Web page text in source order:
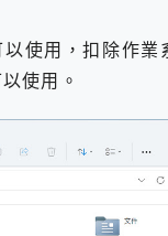
使用，扣除作業
使用。